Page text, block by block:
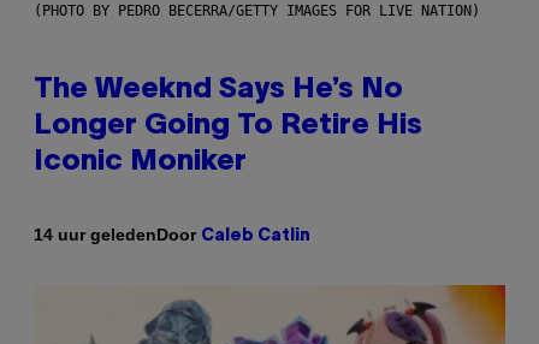
(PHOTO BY PEDRO BECERRA/GETTY IMAGES FOR LIVE NATION)
The Weeknd Says He’s No
Longer Going To Retire His
Iconic Moniker
14 uur geledenDoor Caleb Catlin